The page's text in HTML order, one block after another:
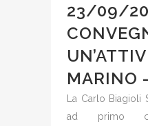
23/09/
MARINO
La Carlo Biagioli
ad primo